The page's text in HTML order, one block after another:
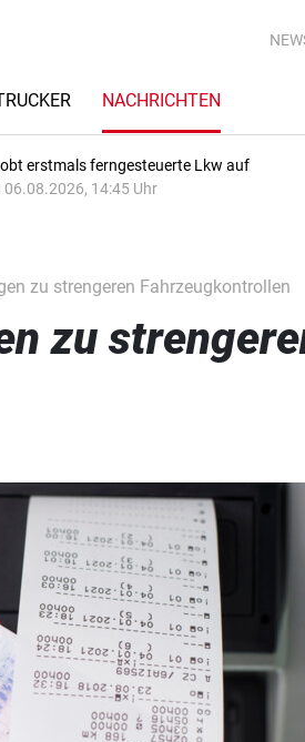
NACHRICHTEN
erstmals ferngesteuerte Lkw auf
06.08.2026, 14:45 Uhr
zu strengeren Fahrzeugkontrollen
zu